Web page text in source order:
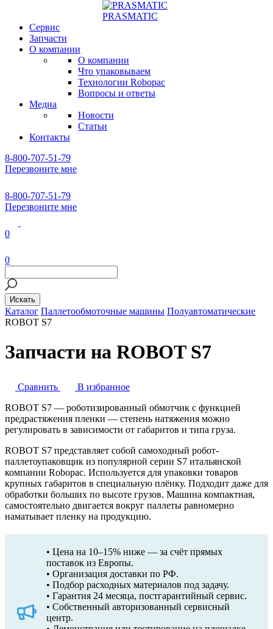
PRASMATIC
Сервис
Запчасти
О компании
О компании
Что упаковываем
Технологии Robopac
Вопросы и ответы
Медиа
Новости
Статьи
Контакты
8-800-707-51-79
Перезвоните мне
8-800-707-51-79
Перезвоните мне
0
0
Каталог Паллетообмоточные машины Полуавтоматические
ROBOT S7
Запчасти на ROBOT S7
Сравнить
В избранное
ROBOT S7 — роботизированный обмотчик с функцией
предрастяжения пленки — степень натяжения можно
регулировать в зависимости от габаритов и типа груза.
ROBOT S7 представляет собой самоходный робот-
паллетоупаковщик из популярной серии S7 итальянской
компании Robopac. Используется для упаковки товаров
крупных габаритов в специальную плёнку. Подходит даже для
обработки больших по высоте грузов. Машина компактная,
самостоятельно двигается вокруг паллеты равномерно
наматывает пленку на продукцию.
• Цена на 10–15% ниже — за счёт прямых
поставок из Европы.
• Организация доставки по РФ.
• Подбор расходных материалов под задачу.
• Гарантия 24 месяца, постгарантийный сервис.
• Собственный авторизованный сервисный
центр.